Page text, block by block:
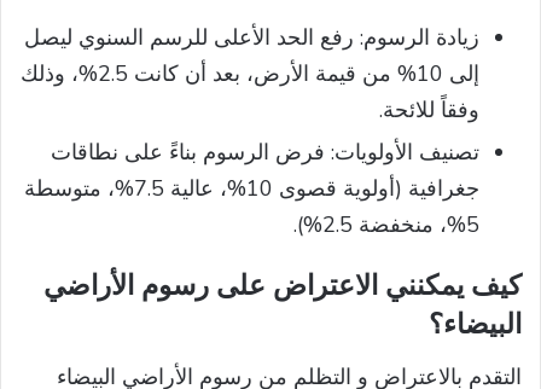
زيادة الرسوم: رفع الحد الأعلى للرسم السنوي ليصل
إلى 10% من قيمة الأرض، بعد أن كانت 2.5%، وذلك
وفقاً للائحة.
تصنيف الأولويات: فرض الرسوم بناءً على نطاقات
جغرافية (أولوية قصوى 10%، عالية 7.5%، متوسطة
5%، منخفضة 2.5%).
كيف يمكنني الاعتراض على رسوم الأراضي
البيضاء؟
التقدم بالاعتراض و التظلم من رسوم الأراضي البيضاء